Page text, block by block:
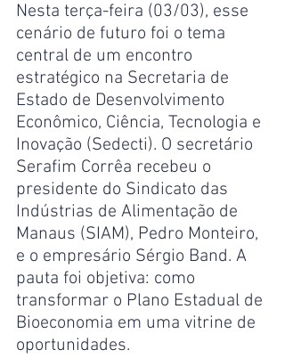
Nesta terça-feira (03/03), esse
cenário de futuro foi o tema
central de um encontro
estratégico na Secretaria de
Estado de Desenvolvimento
Econômico, Ciência, Tecnologia e
Inovação (Sedecti). O secretário
Serafim Corrêa recebeu o
presidente do Sindicato das
Indústrias de Alimentação de
Manaus (SIAM), Pedro Monteiro,
e o empresário Sérgio Band. A
pauta foi objetiva: como
transformar o Plano Estadual de
Bioeconomia em uma vitrine de
oportunidades.